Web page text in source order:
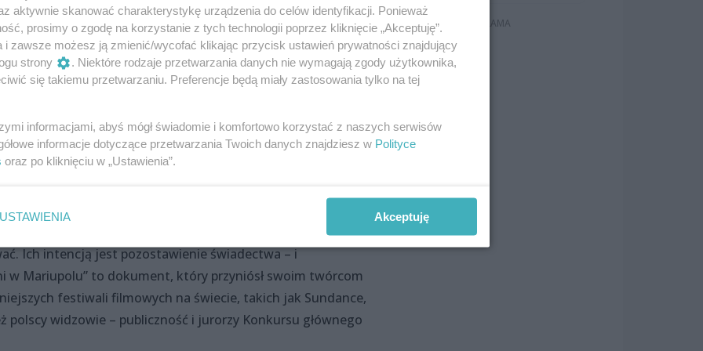
życia zrealizowany przez
pozostał w nim do końca.
formalną dyscypliną trzyma w napięciu od pierwszych
mocą pokazuje bezlitosne okrucieństwo wojny. Czernow i
Ich intencją jest pozostawienie świadectwa – i
w Mariupolu” to dokument, który przyniósł swoim twórcom
festiwali filmowych na świecie, takich jak Sundance,
polscy widzowie – publiczność i jurorzy Konkursu głównego
aktywnie skanować charakterystykę urządzenia do celów identyfikacji. Ponieważ
prosimy o zgodę na korzystanie z tych technologii poprzez kliknięcie „Akceptuję”.
i zawsze możesz ją zmienić/wycofać klikając przycisk ustawień prywatności znajdujący
strony
. Niektóre rodzaje przetwarzania danych nie wymagają zgody użytkownika,
się takiemu przetwarzaniu. Preferencje będą miały zastosowania tylko na tej
informacjami, abyś mógł świadomie i komfortowo korzystać z naszych serwisów
informacje dotyczące przetwarzania Twoich danych znajdziesz w Polityce
oraz po kliknięciu w „Ustawienia”.
USTAWIENIA Akceptuję